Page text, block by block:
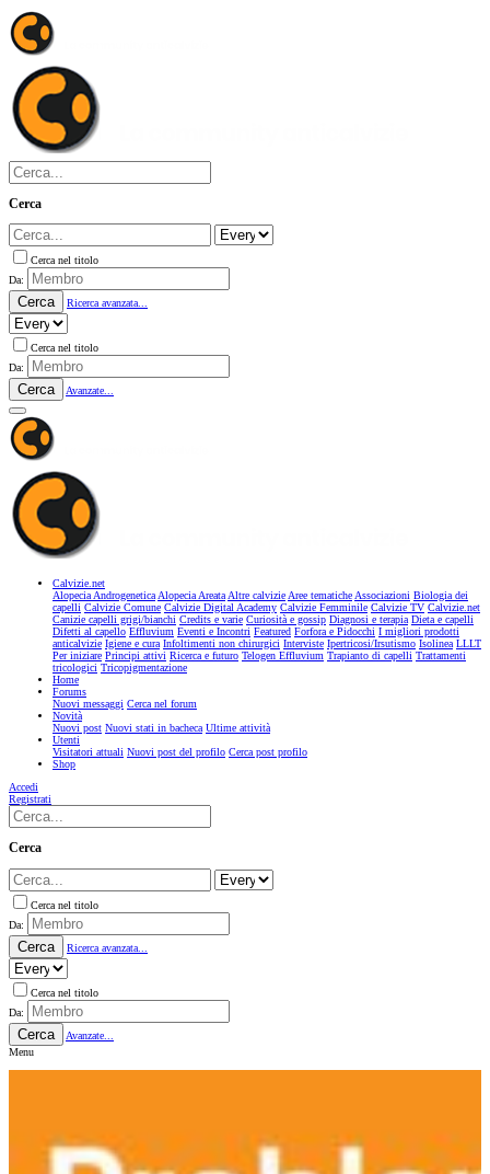
Cerca
Cerca nel titolo
Da:
Cerca Ricerca avanzata...
Cerca nel titolo
Da:
Cerca Avanzate...
Calvizie.net
Alopecia AndrogeneticaAlopecia AreataAltre calvizieAree tematicheAssociazioni Biologia dei
capelli Calvizie Comune Calvizie Digital Academy Calvizie Femminile Calvizie TV Calvizie.net
Canizie capelli grigi/bianchi Credits e varie Curiosità e gossip Diagnosi e terapia Dieta e capelli
Difetti al capello Effluvium Eventi e Incontri Featured Forfora e Pidocchi I migliori prodotti
anticalvizie Igiene e cura Infoltimenti non chirurgici Interviste Ipertricosi/Irsutismo Isolinea LLLT
Per iniziare Principi attivi Ricerca e futuro Telogen Effluvium Trapianto di capelli Trattamenti
tricologici Tricopigmentazione
Home
Forums
Nuovi messaggi Cerca nel forum
Novità
Nuovi post Nuovi stati in bacheca Ultime attività
Utenti
Visitatori attuali Nuovi post del profilo Cerca post profilo
Shop
Accedi
Registrati
Cerca
Cerca nel titolo
Da:
Cerca Ricerca avanzata...
Cerca nel titolo
Da:
Cerca
Avanzate...
Menu